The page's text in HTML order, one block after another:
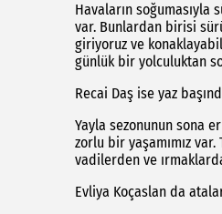
Havaların
var. Bunlardan birisi
giriyoruz ve
günlük bir yolculuktan
Recai Daş ise yaz
Yayla sezonunun sona
zorlu bir yaşamımız
vadilerden ve
Evliya Koçaslan da